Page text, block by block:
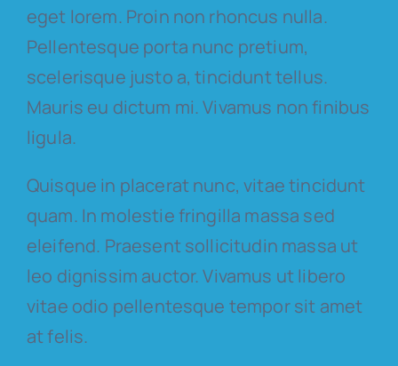
eget lorem. Proin non rhoncus nulla.
Pellentesque porta nunc pretium,
scelerisque justo a, tincidunt tellus.
Mauris eu dictum mi. Vivamus non finibus
ligula.
Quisque in placerat nunc, vitae tincidunt
quam. In molestie fringilla massa sed
eleifend. Praesent sollicitudin massa ut
leo dignissim auctor. Vivamus ut libero
vitae odio pellentesque tempor sit amet
at felis.